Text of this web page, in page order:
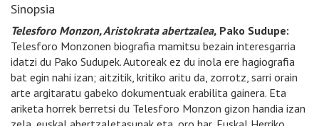
Sinopsia
Telesforo Monzon, Aristokrata abertzalea, Pako Sudupe:
Telesforo Monzonen biografia mamitsu bezain interesgarria
idatzi du Pako Sudupek. Autoreak ez du inola ere hagiografia
bat egin nahi izan; aitzitik, kritiko aritu da, zorrotz, sarri orain
arte argitaratu gabeko dokumentuak erabilita gainera. Eta
ariketa horrek berretsi du Telesforo Monzon gizon handia izan